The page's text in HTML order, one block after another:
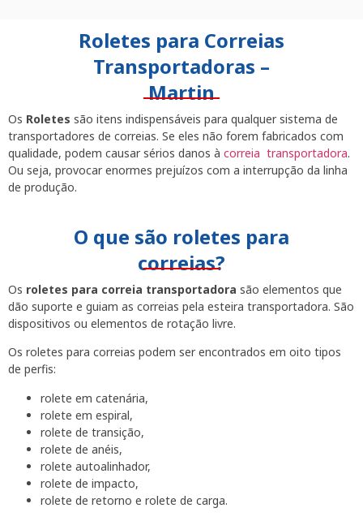
Roletes para Correias
Transportadoras –
Martin
Os Roletes são itens indispensáveis para qualquer sistema de
transportadores de correias. Se eles não forem fabricados com
qualidade, podem causar sérios danos à correia transportadora.
Ou seja, provocar enormes prejuízos com a interrupção da linha
de produção.
O que são roletes para
correias?
Os roletes para correia transportadora são elementos que
dão suporte e guiam as correias pela esteira transportadora. São
dispositivos ou elementos de rotação livre.
Os roletes para correias podem ser encontrados em oito tipos
de perfis:
rolete em catenária,
rolete em espiral,
rolete de transição,
rolete de anéis,
rolete autoalinhador,
rolete de impacto,
rolete de retorno e rolete de carga.